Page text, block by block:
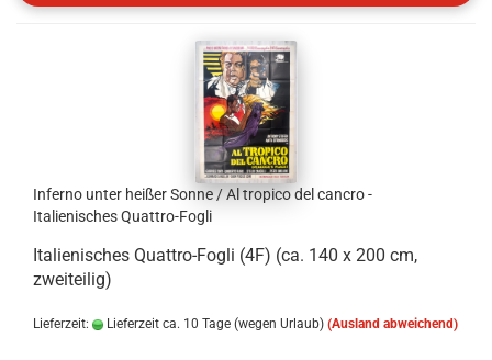
Inferno unter heißer Sonne / Al tropico del cancro -
Italienisches Quattro-Fogli
Italienisches Quattro-Fogli (4F) (ca. 140 x 200 cm,
zweiteilig)
Lieferzeit: Lieferzeit ca. 10 Tage (wegen Urlaub) (Ausland abweichend)